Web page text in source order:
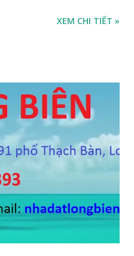
mặt tiền 5m, thiết kế 3
trực tuyến ĐÃ BÁN
XEM CHI TIẾT »